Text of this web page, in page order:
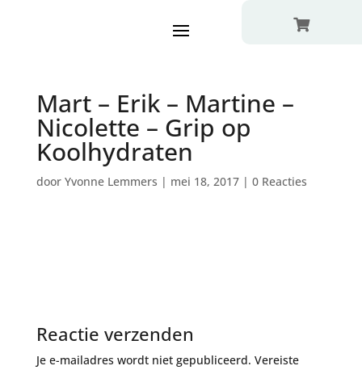

Mart – Erik – Martine –
Nicolette – Grip op
Koolhydraten
door Yvonne Lemmers | mei 18, 2017| 0 Reacties
Reactie verzenden
Je e-mailadres wordt niet gepubliceerd. Vereiste